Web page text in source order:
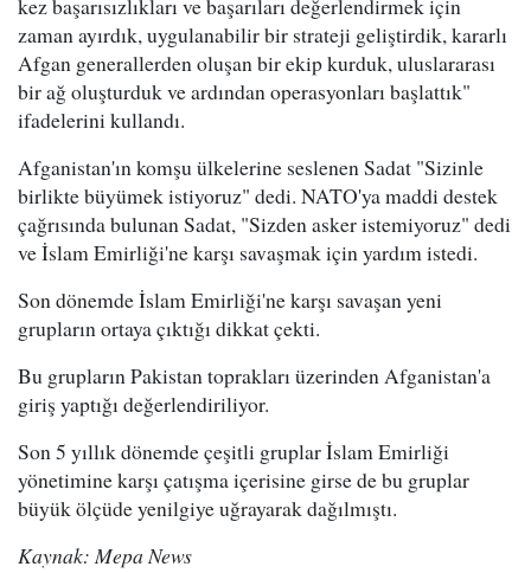
kez başarısızlıkları ve başarıları değerlendirmek için
zaman ayırdık, uygulanabilir bir strateji geliştirdik, kararlı
Afgan generallerden oluşan bir ekip kurduk, uluslararası
bir ağ oluşturduk ve ardından operasyonları başlattık"
ifadelerini kullandı.
Afganistan'ın komşu ülkelerine seslenen Sadat "Sizinle
birlikte büyümek istiyoruz" dedi. NATO'ya maddi destek
çağrısında bulunan Sadat, "Sizden asker istemiyoruz" dedi
ve İslam Emirliği'ne karşı savaşmak için yardım istedi.
Son dönemde İslam Emirliği'ne karşı savaşan yeni
grupların ortaya çıktığı dikkat çekti.
Bu grupların Pakistan toprakları üzerinden Afganistan'a
giriş yaptığı değerlendiriliyor.
Son 5 yıllık dönemde çeşitli gruplar İslam Emirliği
yönetimine karşı çatışma içerisine girse de bu gruplar
büyük ölçüde yenilgiye uğrayarak dağılmıştı.
Kaynak: Mepa News